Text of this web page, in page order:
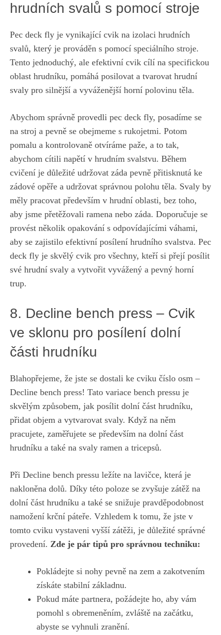
hrudních svalů⁤ s‍ pomocí stroje
Pec⁤ deck fly ‌je vynikající cvik na izolaci‍ hrudních
svalů,⁤ který je prováděn s pomocí speciálního stroje.
Tento jednoduchý, ale efektivní cvik cílí na specifickou
‌oblast⁤ hrudníku,⁢ pomáhá posilovat⁤ a tvarovat hrudní
svaly ⁣pro silnější a ‌vyváženější horní polovinu těla.
Abychom správně provedli pec ⁢deck fly, posadíme se
na ⁢stroj a⁤ pevně⁢ se obejmeme s ⁤rukojetmi. Potom
⁢pomalu a kontrolovaně otvíráme ⁢paže, a to tak,
abychom⁢ cítili napětí⁤ v hrudním svalstvu. Během
cvičení je důležité udržovat záda pevně přitisknutá ke
zádové opěře a udržovat⁤ správnou polohu⁢ těla. Svaly by
měly pracovat především v hrudní oblasti, bez toho,
aby jsme přetěžovali ramena nebo záda.‍ Doporučuje se
⁣provést několik opakování⁢ s odpovídajícími⁢ váhami,
aby⁣ se zajistilo ⁢efektivní posílení hrudního svalstva. Pec‍
deck ⁣fly je skvělý cvik pro všechny, ⁢kteří⁤ si přejí posílit
své hrudní ⁤svaly‌ a vytvořit vyvážený a pevný horní⁣
trup.
8. Decline bench press – ‌Cvik
ve ​sklonu pro posílení dolní
části hrudníku
Blahopřejeme, že jste se ⁣dostali ke cviku ​číslo osm‍ –
Decline ‌bench press! Tato variace⁤ bench ‍pressu je ​
skvělým‍ způsobem, jak posílit ⁤dolní část hrudníku,
přidat objem⁣ a vytvarovat svaly. Když na⁢ něm​
pracujete, zaměřujete se především na‍ dolní část
hrudníku a také na svaly ramen a tricepsů.
Při ⁢Decline bench pressu ⁣ležíte na lavičce, která je⁢
nakloněna dolů. Díky této poloze se zvyšuje ‍zátěž na⁤
dolní část hrudníku a také se snižuje‌ pravděpodobnost
namožení krční páteře. Vzhledem k tomu, že jste v
tomto cviku vystaveni vyšší zátěži, je⁤ důležité správné​
provedení. Zde ⁢je pár tipů pro správnou techniku:
Pokládejte si nohy ‍pevně na zem a zakotvením​
získáte stabilní základnu.
Pokud máte partnera, požádejte‌ ho, aby ​vám ​
pomohl s obremeněním, zvláště ⁣na začátku,
abyste se vyhnuli zranění.